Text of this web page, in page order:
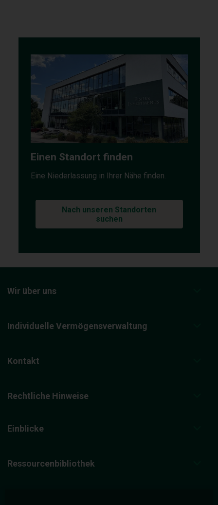
Einen Standort finden
Eine Niederlassung in Ihrer Nähe finden.
Nach unseren Standorten
suchen
Wir über uns
Individuelle Vermögensverwaltung
Kontakt
Rechtliche Hinweise
Einblicke
Ressourcenbibliothek